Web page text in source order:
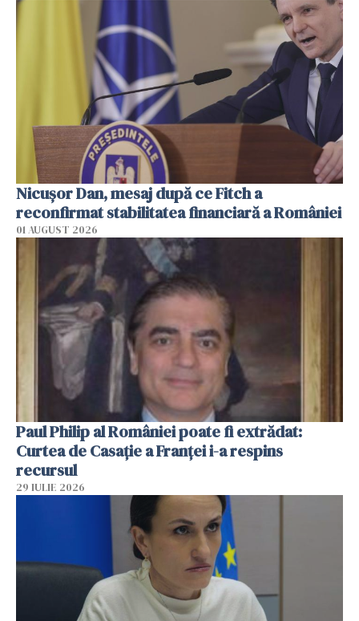
Nicuşor Dan, mesaj după ce Fitch a
reconfirmat stabilitatea financiară a României
01 AUGUST 2026
Paul Philip al României poate fi extrădat:
Curtea de Casaţie a Franţei i-a respins
recursul
29 IULIE 2026